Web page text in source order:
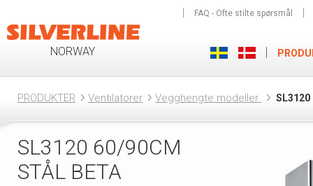
PRODUKTER Ventilatorer Vegghengte modeller
SL3120 60/90CM
STÅL BETA
FAQ - Ofte stilte spørsmål
NORWAY